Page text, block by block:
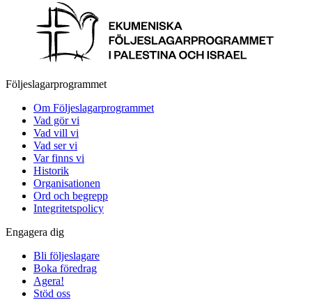
Följeslagarprogrammet
Om Följeslagarprogrammet
Vad gör vi
Vad vill vi
Vad ser vi
Var finns vi
Historik
Organisationen
Ord och begrepp
Integritetspolicy
Engagera dig
Bli följeslagare
Boka föredrag
Agera!
Stöd oss